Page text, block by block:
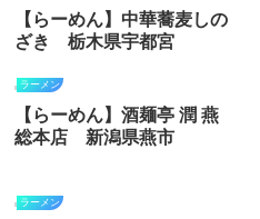
【らーめん】中華蕎麦しの
ざき 栃木県宇都宮
ラーメン
【らーめん】酒麺亭 潤 燕
総本店 新潟県燕市
ラーメン